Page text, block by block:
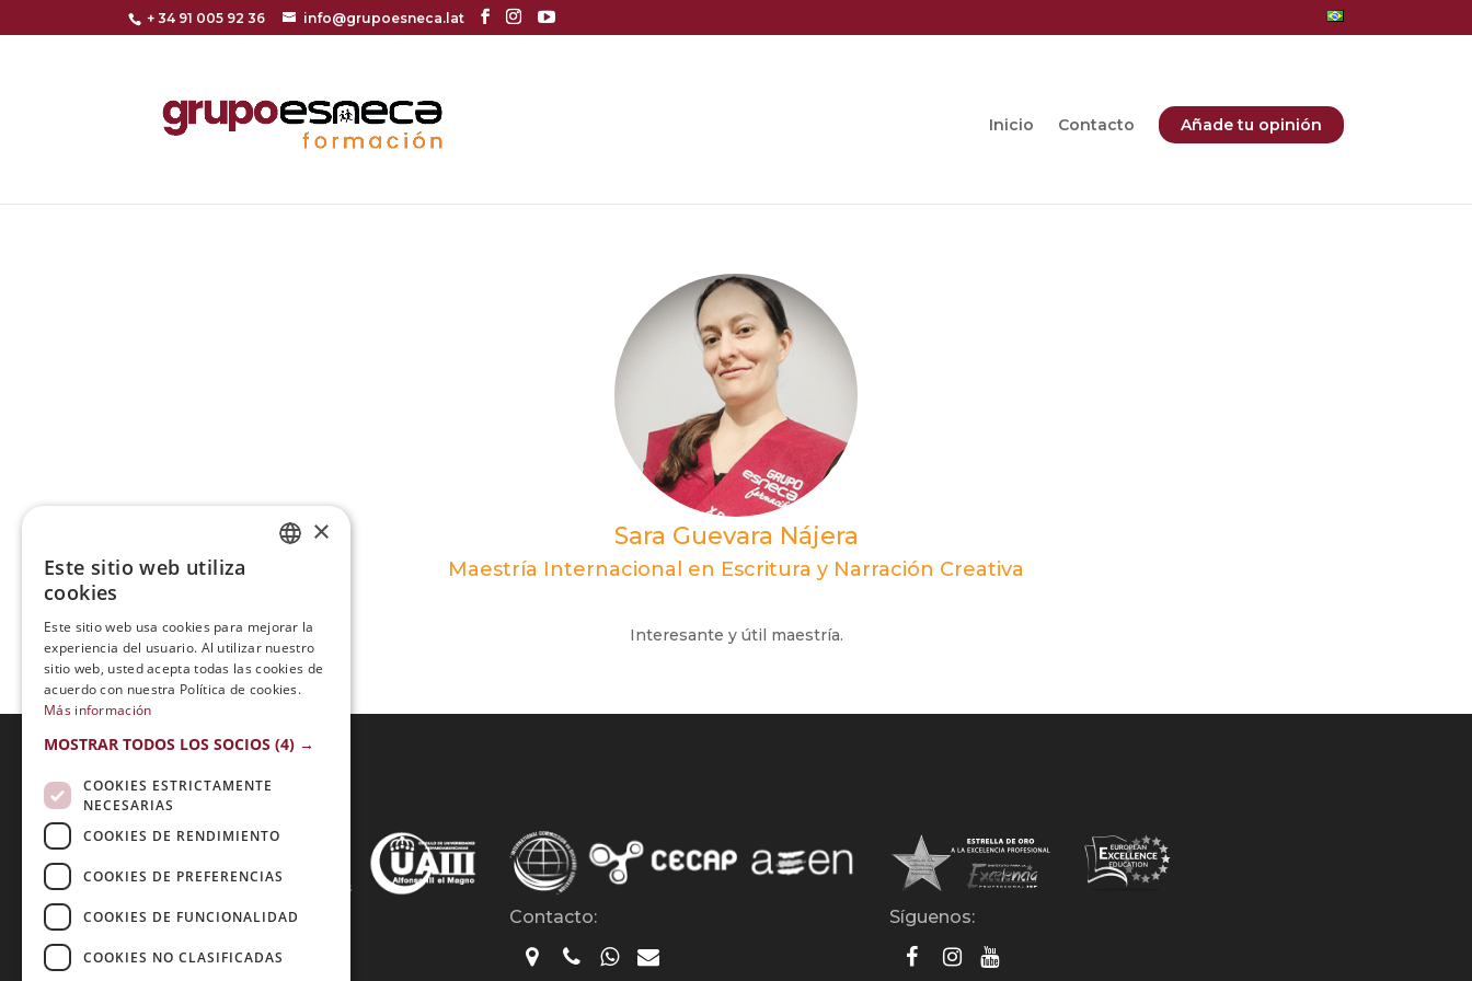
+ 34 91 005 92 36 info@grupoesneca.lat
Inicio Contacto Añade tu opinión
Sara Guevara Nájera
Maestría Internacional en Escritura y Narración Creativa
Interesante y útil maestría.
Acreditaciones:
Métodos de Pago: Contacto: Síguenos:
×
Este sitio web utiliza
cookies
Este sitio web usa cookies para mejorar la
experiencia del usuario. Al utilizar nuestro
sitio web, usted acepta todas las cookies de
acuerdo con nuestra Política de cookies.
Más información
MOSTRAR TODOS LOS SOCIOS (4) →
COOKIES ESTRICTAMENTE
NECESARIAS
COOKIES DE RENDIMIENTO
COOKIES DE PREFERENCIAS
COOKIES DE FUNCIONALIDAD
COOKIES NO CLASIFICADAS